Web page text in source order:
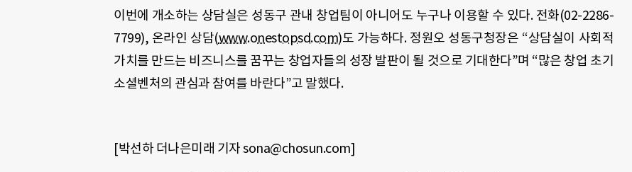
이번에 개소하는 상담실은 성동구 관내 창업팀이 아니어도 누구나 이용할 수 있다. 전화(02-2286-
7799), 온라인 상담(www.onestopsd.com)도 가능하다. 정원오 성동구청장은 “상담실이 사회적
가치를 만드는 비즈니스를 꿈꾸는 창업자들의 성장 발판이 될 것으로 기대한다”며 “많은 창업 초기
소셜벤처의 관심과 참여를 바란다”고 말했다.
[박선하 더나은미래 기자 sona@chosun.com]